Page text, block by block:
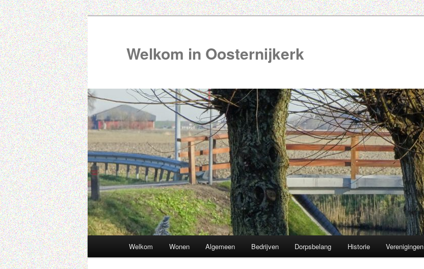
Welkom in Oosternijkerk
Spring
Welkom Wonen Algemeen Bedrijven Dorpsbelang Historie Verenigingen